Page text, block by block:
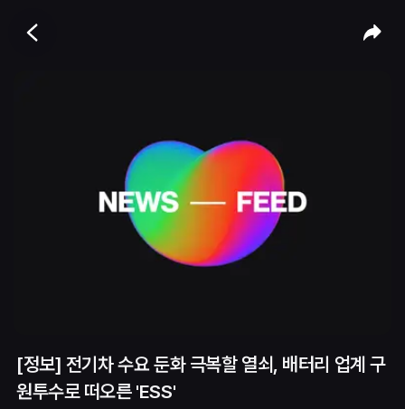
[정보] 전기차 수요 둔화 극복할 열쇠, 배터리 업계 구
원투수로 떠오른 'ESS'